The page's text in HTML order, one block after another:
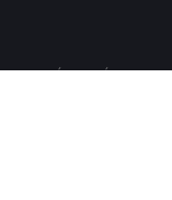
RÉSERVÉS —